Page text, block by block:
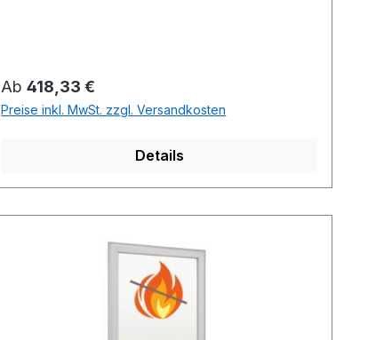
Regulärer Preis:
Ab418,33 €
Preise inkl. MwSt. zzgl. Versandkosten
Details